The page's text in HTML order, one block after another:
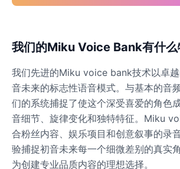
Male @ByteFlow
Caine
Cyn
Female @CherryNova
Daddy Pig
Male @QuantumRune
我们的Miku Voice Bank有什么
我们先进的Miku voice bank技术以卓
音未来的标志性语音模式。与基本的音
们的系统捕捉了使这个深受喜爱的角色
音细节、旋律变化和独特特征。Miku
合粉丝内容、娱乐项目和创意叙事的录
验捕捉初音未来每一个细微差别的真实
为创建专业品质内容的理想选择。